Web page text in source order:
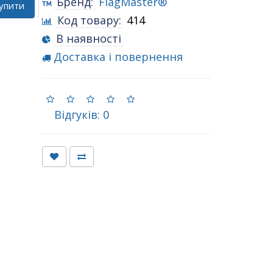
Код товару: 414
В наявності
Доставка і повернення
Відгуків: 0